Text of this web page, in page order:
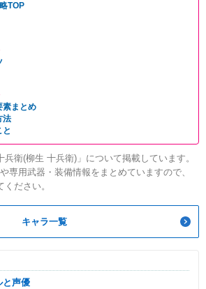
TOP
素まとめ
法
と
兵衛(柳生 十兵衛)」について掲載しています。
専用武器・装備情報をまとめていますので、
ださい。
キャラ一覧
と声優